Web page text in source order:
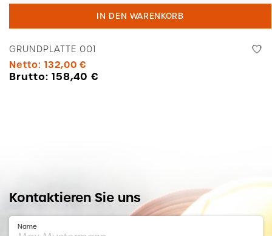
001
IN DEN WARENKORB
GRUNDPLATTE 001
Netto: 132,00€
Brutto: 158,40€
Kontaktieren Sie uns
Name